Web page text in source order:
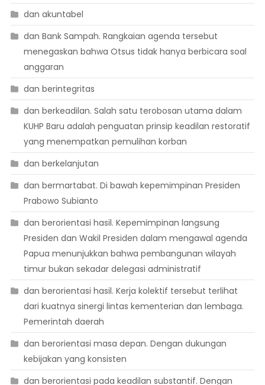
dan akuntabel
dan Bank Sampah. Rangkaian agenda tersebut
menegaskan bahwa Otsus tidak hanya berbicara soal
anggaran
dan berintegritas
dan berkeadilan. Salah satu terobosan utama dalam
KUHP Baru adalah penguatan prinsip keadilan restoratif
yang menempatkan pemulihan korban
dan berkelanjutan
dan bermartabat. Di bawah kepemimpinan Presiden
Prabowo Subianto
dan berorientasi hasil. Kepemimpinan langsung
Presiden dan Wakil Presiden dalam mengawal agenda
Papua menunjukkan bahwa pembangunan wilayah
timur bukan sekadar delegasi administratif
dan berorientasi hasil. Kerja kolektif tersebut terlihat
dari kuatnya sinergi lintas kementerian dan lembaga.
Pemerintah daerah
dan berorientasi masa depan. Dengan dukungan
kebijakan yang konsisten
dan berorientasi pada keadilan substantif. Dengan